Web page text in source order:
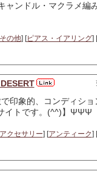
ャンドル・マクラメ編
の他] [ピアス・イアリング] [
印象的、コンディショ
イトです。(^^)】ΨΨΨ
クセサリー] [アンティーク] [